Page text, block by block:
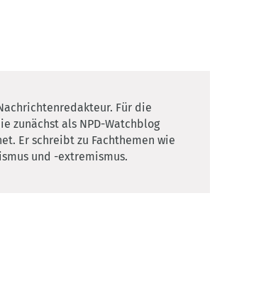
Für die
zunächst als NPD-Watchblog
Er schreibt zu Fachthemen wie
und -extremismus.